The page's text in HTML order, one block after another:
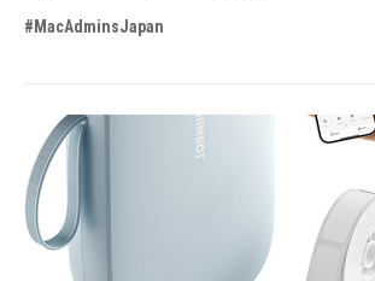
#MacAdminsJapan